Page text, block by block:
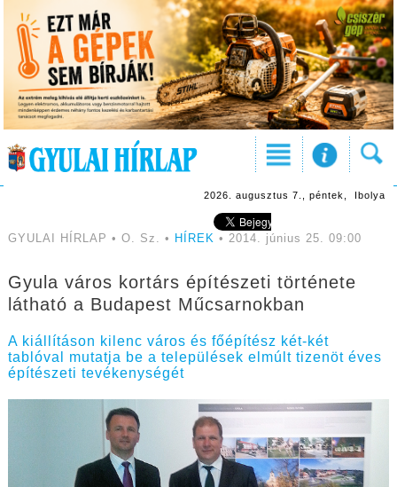
2026. augusztus 7., péntek, Ibolya
GYULAI HÍRLAP • O. Sz. • HÍREK • 2014. június 25. 09:00
Gyula város kortárs építészeti története
látható a Budapest Műcsarnokban
A kiállításon kilenc város és főépítész két-két
tablóval mutatja be a települések elmúlt tizenöt éves
építészeti tevékenységét